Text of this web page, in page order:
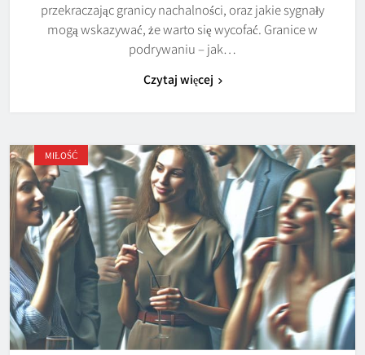
przekraczając granicy nachalności, oraz jakie sygnały
mogą wskazywać, że warto się wycofać. Granice w
podrywaniu – jak…
Czytaj więcej
MIŁOŚĆ